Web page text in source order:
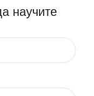
научите